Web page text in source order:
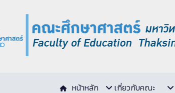
หน้าหลัก เกี่ยวกับคณะ